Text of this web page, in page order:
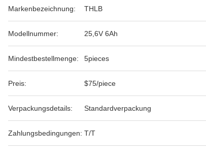
Markenbezeichnung: THLB
Modellnummer: 25,6V 6Ah
Mindestbestellmenge: 5pieces
Preis: $75/piece
Verpackungsdetails: Standardverpackung
Zahlungsbedingungen: T/T